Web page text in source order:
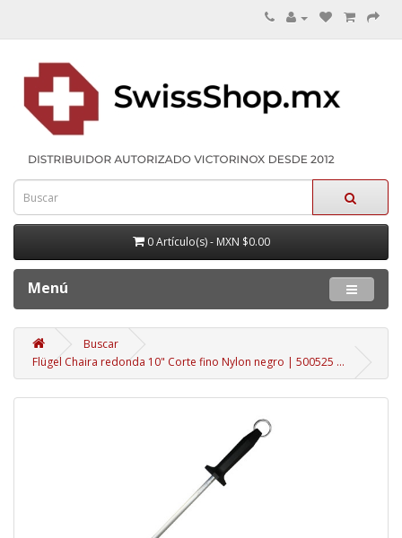
0 Artículo(s) - MXN $0.00
Menú
Buscar
Flügel Chaira redonda 10" Corte fino Nylon negro | 500525 …